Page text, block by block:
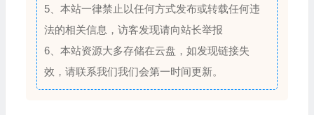
5、本站一律禁止以任何方式发布或转载任何违
法的相关信息，访客发现请向站长举报
6、本站资源大多存储在云盘，如发现链接失
效，请联系我们我们会第一时间更新。